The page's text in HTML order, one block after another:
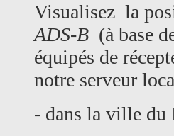
Visualisez la
ADS-B (à base
équipés de
notre serveur
- dans la ville